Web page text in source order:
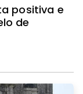
positiva e
de